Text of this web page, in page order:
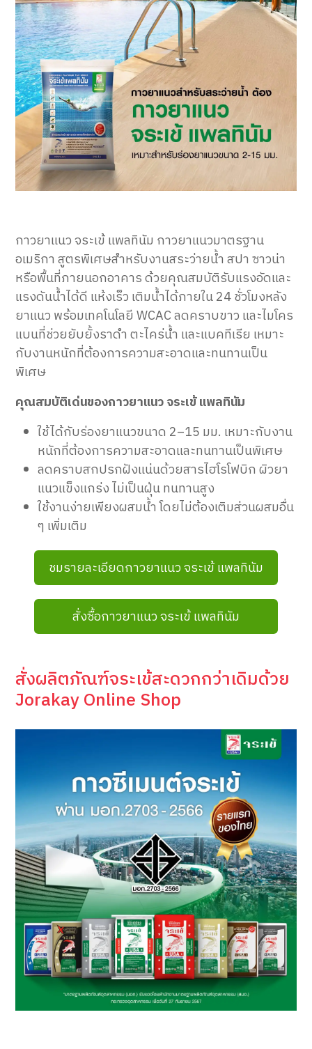
กาวยาแนว จระเข้ แพลทินัม กาวยาแนวมาตรฐาน
อเมริกา สูตรพิเศษสำหรับงานสระว่ายน้ำ สปา ซาวน่า
หรือพื้นที่ภายนอกอาคาร ด้วยคุณสมบัติรับแรงอัดและ
แรงดันน้ำได้ดี แห้งเร็ว เติมน้ำได้ภายใน 24 ชั่วโมงหลัง
ยาแนว พร้อมเทคโนโลยี WCAC ลดคราบขาว และไมโคร
แบนที่ช่วยยับยั้งราดำ ตะไคร่น้ำ และแบคทีเรีย เหมาะ
กับงานหนักที่ต้องการความสะอาดและทนทานเป็น
พิเศษ
คุณสมบัติเด่นของกาวยาแนว จระเข้ แพลทินัม
ใช้ได้กับร่องยาแนวขนาด 2–15 มม. เหมาะกับงาน
หนักที่ต้องการความสะอาดและทนทานเป็นพิเศษ
ลดคราบสกปรกฝังแน่นด้วยสารไฮโรโฟบิก ผิวยา
แนวแข็งแกร่ง ไม่เป็นฝุ่น ทนทานสูง
ใช้งานง่ายเพียงผสมน้ำ โดยไม่ต้องเติมส่วนผสมอื่น
ๆ เพิ่มเติม
ชมรายละเอียดกาวยาแนว จระเข้ แพลทินัม
สั่งซื้อกาวยาแนว จระเข้ แพลทินัม
สั่งผลิตภัณฑ์จระเข้สะดวกกว่าเดิมด้วย
Jorakay Online Shop